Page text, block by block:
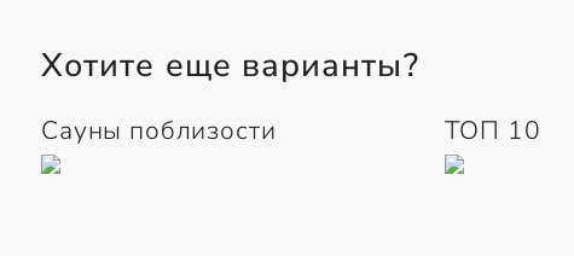
Хотите еще варианты?
Сауны поблизости ТОП 10